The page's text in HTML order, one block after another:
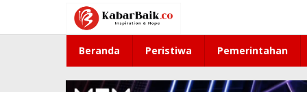
konten
Beranda Peristiwa Pemerintahan